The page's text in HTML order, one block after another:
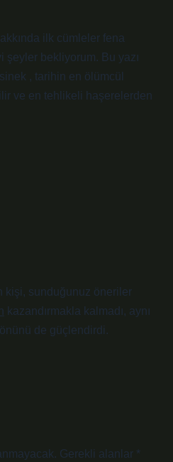
ilk cümleler fena
şeyler bekliyorum. Bu yazı
, tarihin en ölümcül
ve en tehlikeli haşerelerden
kişi, sunduğunuz öneriler
kazandırmakla kalmadı, aynı
de güçlendirdi.
Gerekli alanlar *